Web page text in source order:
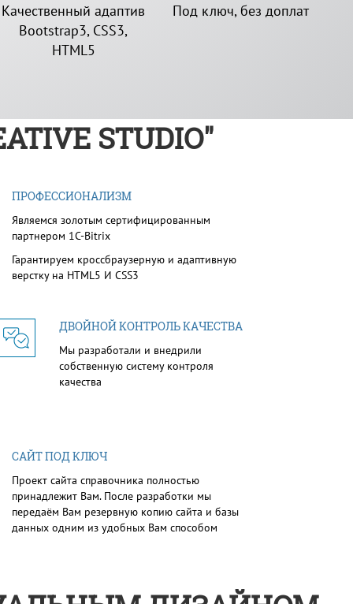
Качественный адаптив
Bootstrap3, CSS3,
HTML5
Под ключ, без доплат
STUDIO"
ПРОФЕССИОНАЛИЗМ
Являемся золотым сертифицированным
партнером 1С-Bitrix
Гарантируем кроссбраузерную и адаптивную
верстку на HTML5 И CSS3
ДВОЙНОЙ КОНТРОЛЬ КАЧЕСТВА
Мы разработали и внедрили
собственную систему контроля
качества
САЙТ ПОД КЛЮЧ
Проект сайта справочника полностью
принадлежит Вам. После разработки мы
передаём Вам резервную копию сайта и базы
данных одним из удобных Вам способом